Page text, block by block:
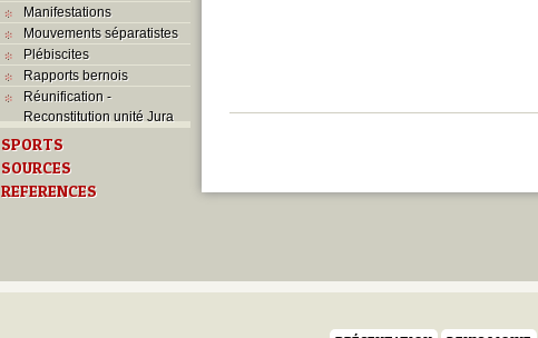
Manifestations
Mouvements séparatistes
Plébiscites
Rapports bernois
Réunification -
Reconstitution unité Jura
SPORTS
SOURCES
REFERENCES